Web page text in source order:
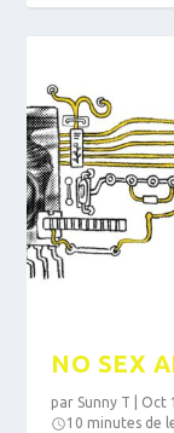
NO SEX
par Sunny T Oct
10 minutes de